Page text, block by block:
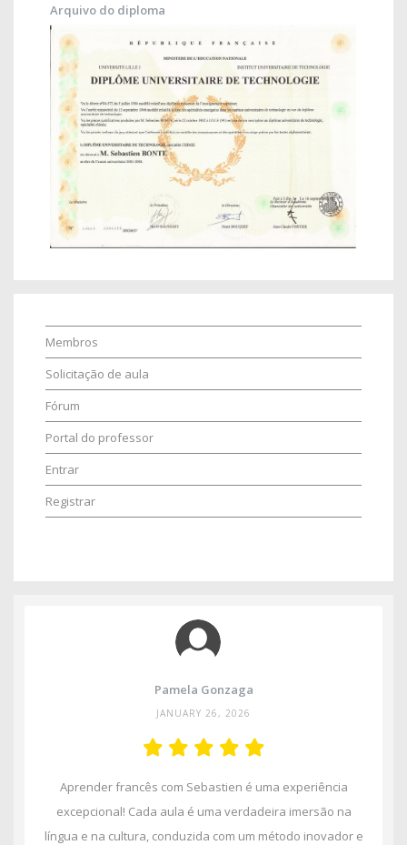
Arquivo do diploma
Membros
Solicitação de aula
Fórum
Portal do professor
Entrar
Registrar
Pamela Gonzaga
JANUARY 26, 2026
Aprender francês com Sebastien é uma experiência
excepcional! Cada aula é uma verdadeira imersão na
língua e na cultura, conduzida com um método inovador e